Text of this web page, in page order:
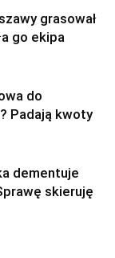
grasował
go ekipa
do
Padają kwoty
dementuje
skieruję